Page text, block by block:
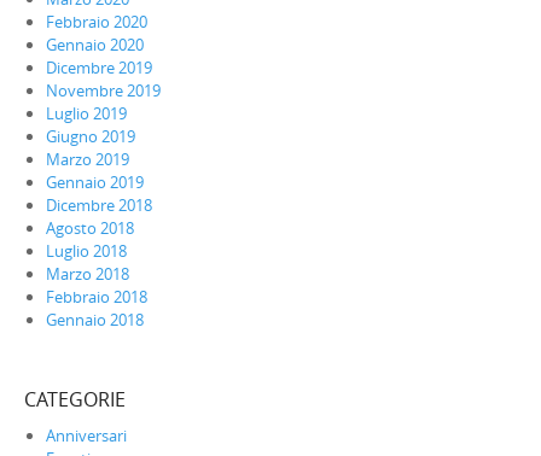
Febbraio 2020
Gennaio 2020
Dicembre 2019
Novembre 2019
Luglio 2019
Giugno 2019
Marzo 2019
Gennaio 2019
Dicembre 2018
Agosto 2018
Luglio 2018
Marzo 2018
Febbraio 2018
Gennaio 2018
CATEGORIE
Anniversari